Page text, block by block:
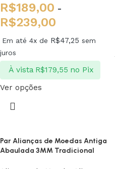
R$189,00 -
R$239,00
Em até 4x de R$47,25 sem
juros
À vista R$179,55 no Pix
Ver opções
Par Alianças de Moedas Antiga
Abaulada 3MM Tradicional